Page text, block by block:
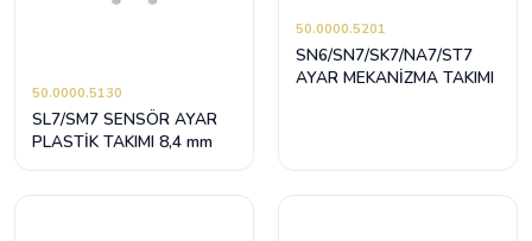
50.0000.5130
SL7/SM7 SENSÖR AYAR
PLASTİK TAKIMI 8,4 mm
50.0000.5201
SN6/SN7/SK7/NA7/ST7
AYAR MEKANİZMA TAKIMI